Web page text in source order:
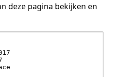
deze pagina bekijken en